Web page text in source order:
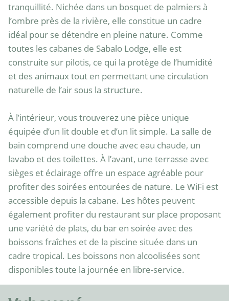
tranquillité. Nichée dans un bosquet de palmiers à
l’ombre près de la rivière, elle constitue un cadre
idéal pour se détendre en pleine nature. Comme
toutes les cabanes de Sabalo Lodge, elle est
construite sur pilotis, ce qui la protège de l’humidité
et des animaux tout en permettant une circulation
naturelle de l’air sous la structure.
À l’intérieur, vous trouverez une pièce unique
équipée d’un lit double et d’un lit simple. La salle de
bain comprend une douche avec eau chaude, un
lavabo et des toilettes. À l’avant, une terrasse avec
sièges et éclairage offre un espace agréable pour
profiter des soirées entourées de nature. Le WiFi est
accessible depuis la cabane. Les hôtes peuvent
également profiter du restaurant sur place proposant
une variété de plats, du bar en soirée avec des
boissons fraîches et de la piscine située dans un
cadre tropical. Les boissons non alcoolisées sont
disponibles toute la journée en libre-service.